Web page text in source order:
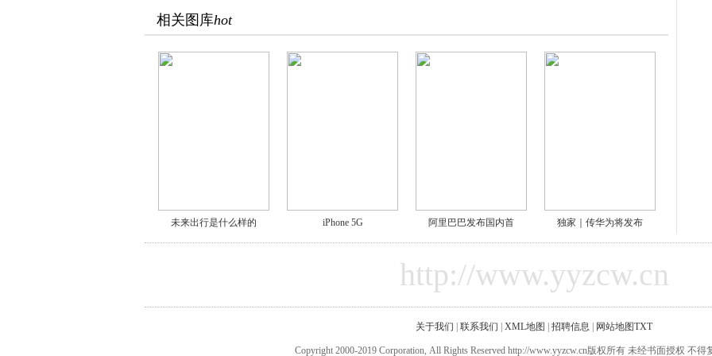
相关图库hot
未来出行是什么样的 iPhone 5G 阿里巴巴发布国内首 独家｜传华为将发布
http://www.yyzcw.cn
关于我们 联系我们 XML地图 招聘信息 网站地图TXT
Copyright 2000-2019 Corporation, All Rights Reserved http://www.yyzcw.cn版权所有 未经书面授权 不